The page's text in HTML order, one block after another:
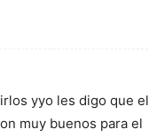
yyo les digo que el
muy buenos para el